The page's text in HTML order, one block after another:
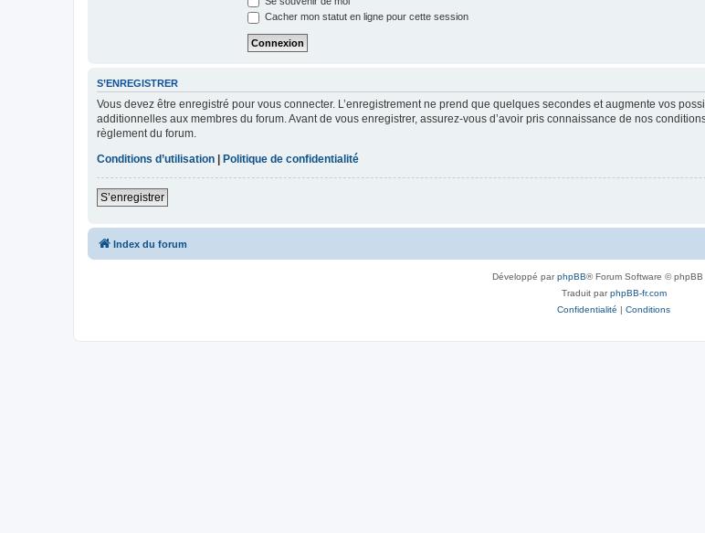
Cacher mon statut en ligne pour cette session
S’ENREGISTRER
Vous devez être enregistré pour vous connecter. L’enregistrement ne prend que quelques secondes et augmente vos
additionnelles aux membres du forum. Avant de vous enregistrer, assurez-vous d’avoir pris connaissance de nos
règlement du forum.
Conditions d’utilisation
Politique de confidentialité
S’enregistrer
Index du forum
Développé parphpBB® Forum Software © phpBB
Traduit parphpBB-fr.com
Confidentialité | Conditions